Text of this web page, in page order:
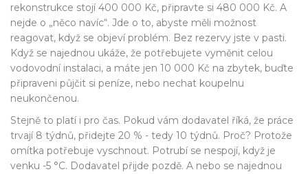
rekonstrukce stojí 400 000 Kč, připravte si 480 000 Kč. A
nejde o „něco navíc“. Jde o to, abyste měli možnost
reagovat, když se objeví problém. Bez rezervy jste v pasti.
Když se najednou ukáže, že potřebujete vyměnit celou
vodovodní instalaci, a máte jen 10 000 Kč na zbytek, buďte
připraveni půjčit si peníze, nebo nechat koupelnu
neukončenou.
Stejně to platí i pro čas. Pokud vám dodavatel říká, že práce
trvají 8 týdnů, přidejte 20 % - tedy 10 týdnů. Proč? Protože
omítka potřebuje vyschnout. Potrubí se nespojí, když je
venku -5 °C. Dodavatel přijde pozdě. A nebo se najednou